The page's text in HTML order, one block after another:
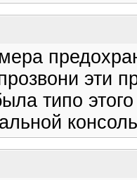
эти
типо